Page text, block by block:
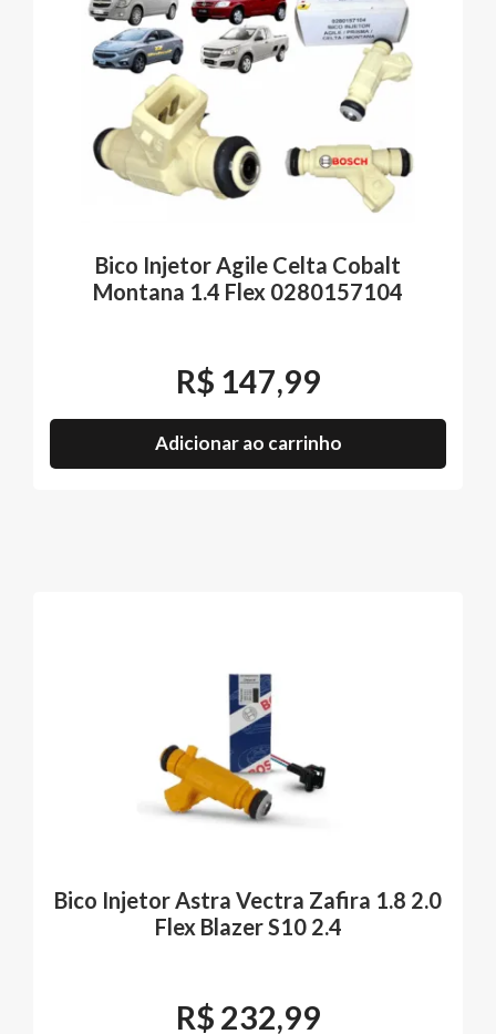
Bico Injetor Agile Celta Cobalt
Montana 1.4 Flex 0280157104
R$ 147,99
Adicionar ao carrinho
Bico Injetor Astra Vectra Zafira 1.8 2.0
Flex Blazer S10 2.4
R$ 232,99